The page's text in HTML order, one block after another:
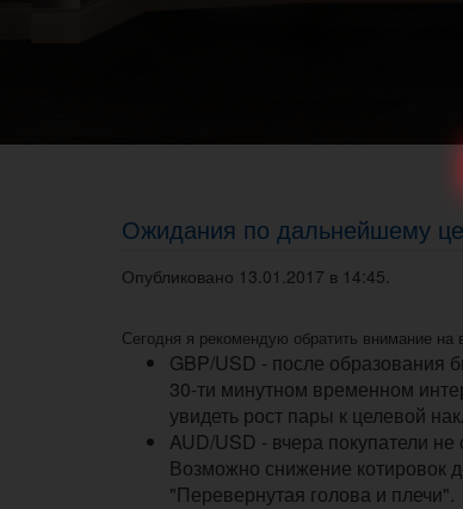
Ожидания по дальнейшему
Опубликовано 13.01.2017 в 14:45.
Сегодня я рекомендую обратить внимание
GBP/USD - после образования
30-ти минутном временном
увидеть рост пары к целевой
AUD/USD - вчера покупатели
Возможно снижение котировок
"Перевернутая голова и плечи".